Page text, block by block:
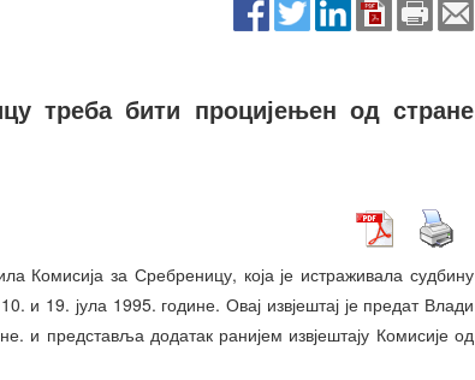
треба бити процијењен од стране
Комисија за Сребреницу, која је истраживала судбину
и 19. јула 1995. године. Овај извјештај је предат Влади
и представља додатак ранијем извјештају Комисије од